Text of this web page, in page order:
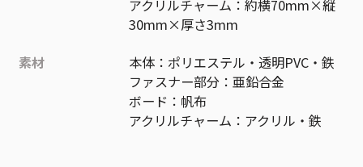
アクリルチャーム：約横70mm×縦
30mm×厚さ3mm
素材
本体：ポリエステル・透明PVC・鉄
ファスナー部分：亜鉛合金
ボード：帆布
アクリルチャーム：アクリル・鉄